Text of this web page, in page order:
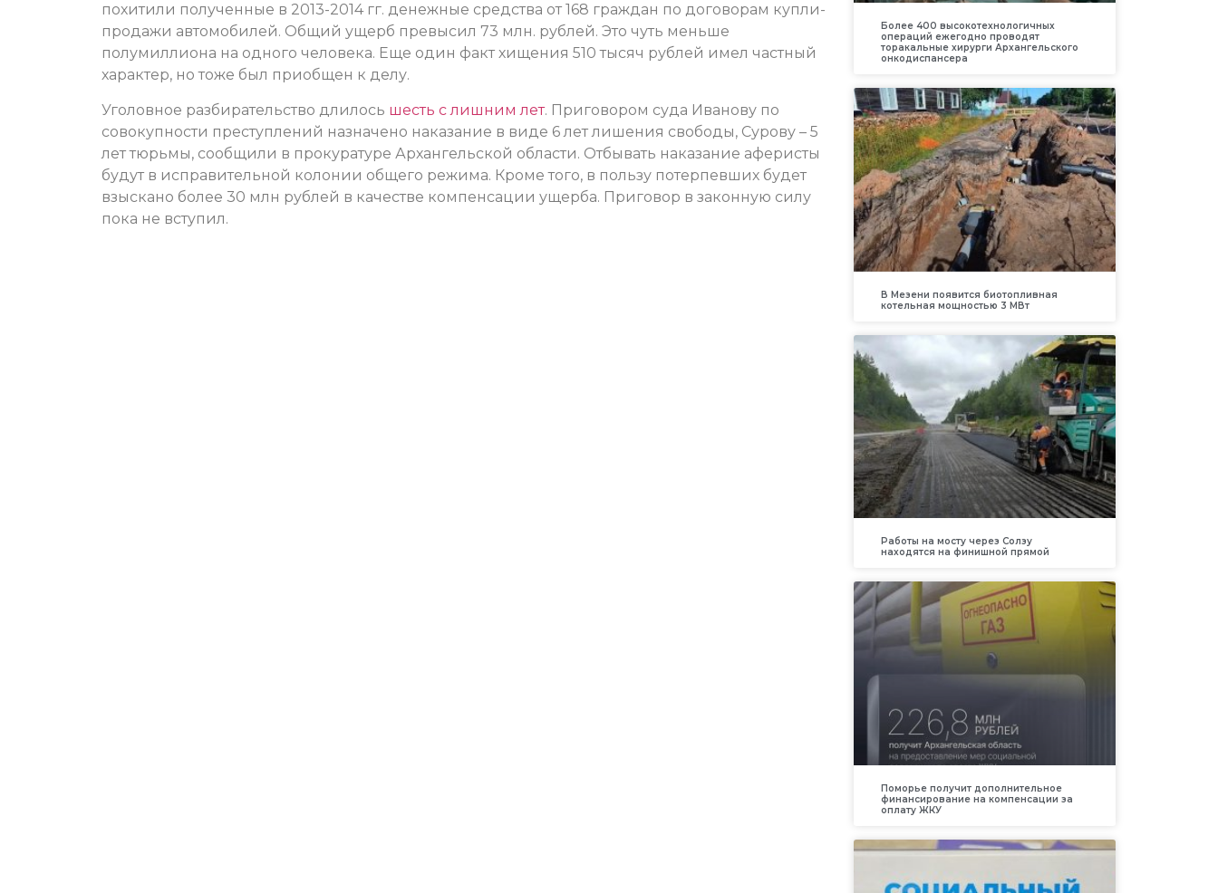
похитили полученные в 2013-2014 гг. денежные средства от 168 граждан по договорам купли-
продажи автомобилей. Общий ущерб превысил 73 млн. рублей. Это чуть меньше
полумиллиона на одного человека. Еще один факт хищения 510 тысяч рублей имел частный
характер, но тоже был приобщен к делу.
Уголовное разбирательство длилось шесть с лишним лет. Приговором суда Иванову по
совокупности преступлений назначено наказание в виде 6 лет лишения свободы, Сурову – 5
лет тюрьмы, сообщили в прокуратуре Архангельской области. Отбывать наказание аферисты
будут в исправительной колонии общего режима. Кроме того, в пользу потерпевших будет
взыскано более 30 млн рублей в качестве компенсации ущерба. Приговор в законную силу
пока не вступил.
Более 400 высокотехнологичных
операций ежегодно проводят
торакальные хирурги Архангельского
онкодиспансера
В Мезени появится биотопливная
котельная мощностью 3 МВт
Работы на мосту через Солзу
находятся на финишной прямой
Поморье получит дополнительное
финансирование на компенсации за
оплату ЖКУ